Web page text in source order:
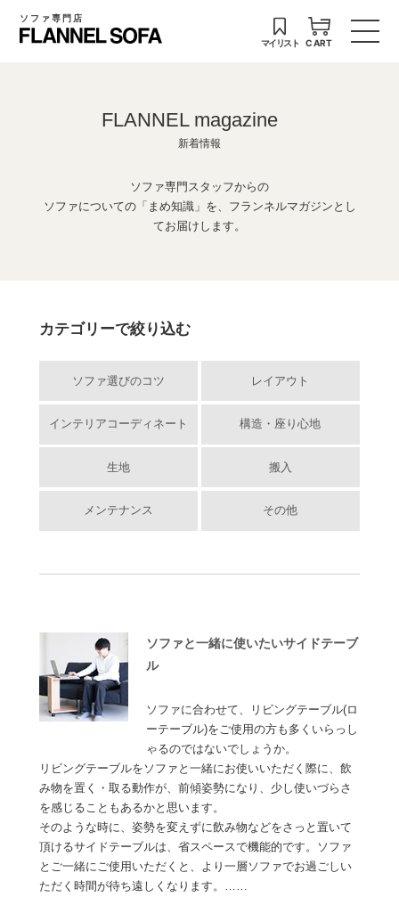
ソファ専門店
マイリスト CART
FLANNEL magazine
新着情報
ソファ専門スタッフからの
ソファについての「まめ知識」を、フランネルマガジンとし
てお届けします。
カテゴリーで絞り込む
ソファ選びのコツ レイアウト
インテリアコーディネート 構造・座り心地
生地 搬入
メンテナンス その他
ソファと一緒に使いたいサイドテーブ
ル
ソファに合わせて、リビングテーブル(ロ
ーテーブル)をご使用の方も多くいらっし
ゃるのではないでしょうか。
リビングテーブルをソファと一緒にお使いいただく際に、飲
み物を置く・取る動作が、前傾姿勢になり、少し使いづらさ
を感じることもあるかと思います。
そのような時に、姿勢を変えずに飲み物などをさっと置いて
頂けるサイドテーブルは、省スペースで機能的です。ソファ
とご一緒にご使用いただくと、より一層ソファでお過ごしい
ただく時間が待ち遠しくなります。……